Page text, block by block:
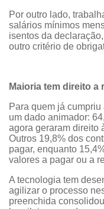
Por outro lado,
salários mínimos
isentos da
outro critério de
Maioria tem direito a
Para quem já
um dado animador:
agora geraram direito
Outros 19,8% dos
pagar, enquanto
valores a pagar ou a
A tecnologia tem
agilizar o processo
preenchida